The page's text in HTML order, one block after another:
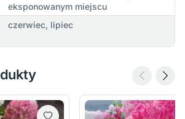
eksponowanym miejscu
czerwiec, lipiec